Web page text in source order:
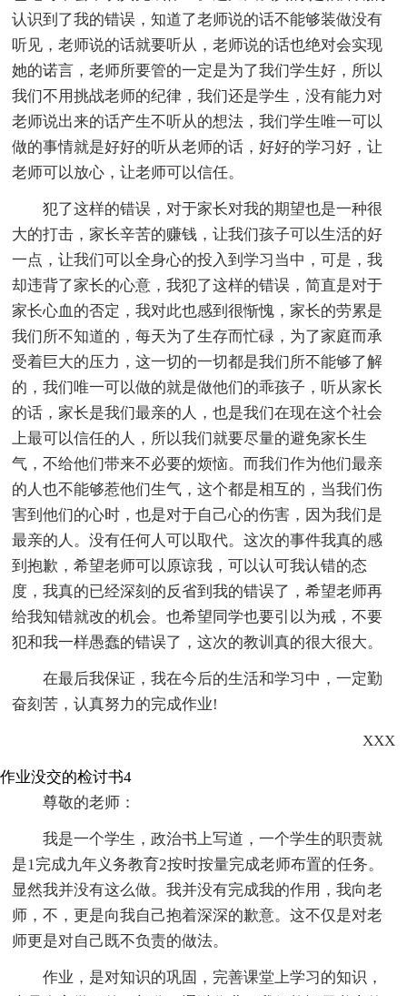
认识到了我的错误，知道了老师说的话不能够装做没有
听见，老师说的话就要听从，老师说的话也绝对会实现
她的诺言，老师所要管的一定是为了我们学生好，所以
我们不用挑战老师的纪律，我们还是学生，没有能力对
老师说出来的话产生不听从的想法，我们学生唯一可以
做的事情就是好好的听从老师的话，好好的学习好，让
老师可以放心，让老师可以信任。
犯了这样的错误，对于家长对我的期望也是一种很
大的打击，家长辛苦的赚钱，让我们孩子可以生活的好
一点，让我们可以全身心的投入到学习当中，可是，我
却违背了家长的心意，我犯了这样的错误，简直是对于
家长心血的否定，我对此也感到很惭愧，家长的劳累是
我们所不知道的，每天为了生存而忙碌，为了家庭而承
受着巨大的压力，这一切的一切都是我们所不能够了解
的，我们唯一可以做的就是做他们的乖孩子，听从家长
的话，家长是我们最亲的人，也是我们在现在这个社会
上最可以信任的人，所以我们就要尽量的避免家长生
气，不给他们带来不必要的烦恼。而我们作为他们最亲
的人也不能够惹他们生气，这个都是相互的，当我们伤
害到他们的心时，也是对于自己心的伤害，因为我们是
最亲的人。没有任何人可以取代。这次的事件我真的感
到抱歉，希望老师可以原谅我，可以认可我认错的态
度，我真的已经深刻的反省到我的错误了，希望老师再
给我知错就改的机会。也希望同学也要引以为戒，不要
犯和我一样愚蠢的错误了，这次的教训真的很大很大。
在最后我保证，我在今后的生活和学习中，一定勤
奋刻苦，认真努力的完成作业!
XXX
作业没交的检讨书4
尊敬的老师：
我是一个学生，政治书上写道，一个学生的职责就
是1完成九年义务教育2按时按量完成老师布置的任务。
显然我并没有这么做。我并没有完成我的作用，我向老
师，不，更是向我自己抱着深深的歉意。这不仅是对老
师更是对自己既不负责的做法。
作业，是对知识的巩固，完善课堂上学习的知识，